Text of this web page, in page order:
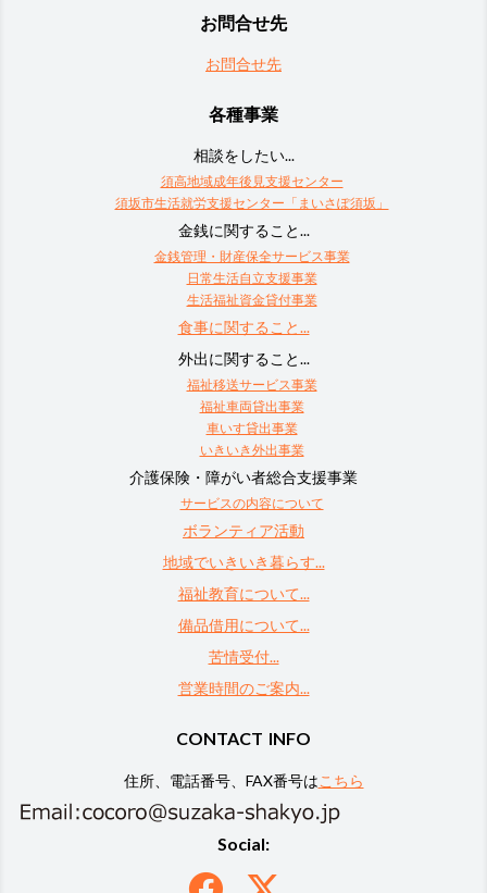
お問合せ先
お問合せ先
各種事業
相談をしたい...
須高地域成年後見支援センター
須坂市生活就労支援センター「まいさぽ須坂」
金銭に関すること...
金銭管理・財産保全サービス事業
日常生活自立支援事業
生活福祉資金貸付事業
食事に関すること...
外出に関すること...
福祉移送サービス事業
福祉車両貸出事業
車いす貸出事業
いきいき外出事業
介護保険・障がい者総合支援事業
サービスの内容について
ボランティア活動
地域でいきいき暮らす...
福祉教育について...
備品借用について...
苦情受付...
営業時間のご案内...
CONTACT INFO
住所、電話番号、FAX番号はこちら
Social: